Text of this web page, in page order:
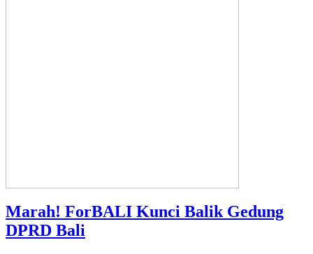
Marah! ForBALI Kunci Balik Gedung
DPRD Bali